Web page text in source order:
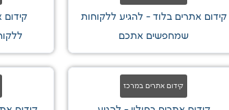
קידום אתרים בלוד - להגיע ללקוחות
שמחפשים אתכם
קידום אתרים במרכז